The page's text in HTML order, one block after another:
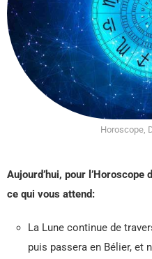
Horoscope,
Aujourd’hui, pour l’Horoscope
ce qui vous attend:
La Lune continue de
puis passera en Bélier, et